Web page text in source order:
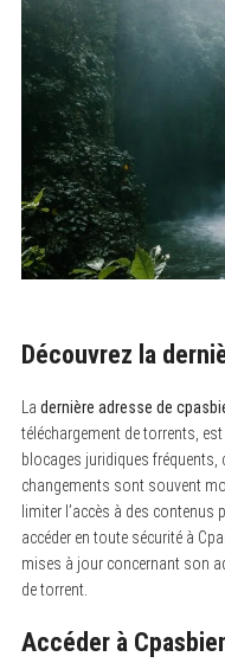
Découvrez la
La dernière adresse de
téléchargement de torrents, est
blocages juridiques fréquents,
changements sont souvent
limiter l’accès à des contenus
accéder en toute sécurité à
mises à jour concernant son
de torrent.
Accéder à